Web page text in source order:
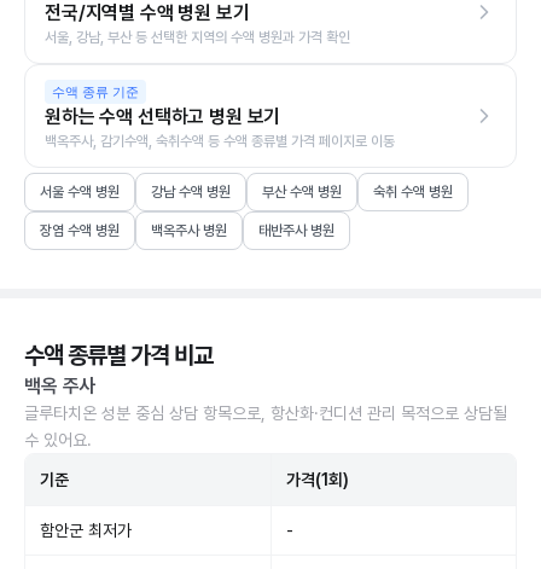
전국/지역별 수액 병원 보기
서울, 강남, 부산 등 선택한 지역의 수액 병원과 가격 확인
수액 종류 기준
원하는 수액 선택하고 병원 보기
백옥주사, 감기수액, 숙취수액 등 수액 종류별 가격 페이지로 이동
서울 수액 병원 강남 수액 병원 부산 수액 병원 숙취 수액 병원
장염 수액 병원 백옥주사 병원 태반주사 병원
수액 종류별 가격 비교
백옥 주사
글루타치온 성분 중심 상담 항목으로, 항산화·컨디션 관리 목적으로 상담될
수 있어요.
기준 가격(1회)
함안군 최저가 -